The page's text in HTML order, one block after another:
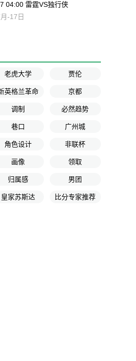
04:00 雷霆VS独行侠
-17日
老虎大学 贾伦
英格兰革命 京都
调制 必然趋势
巷口 广州城
角色设计 非联杯
画像 领取
归属感 男团
皇家苏斯达 比分专家推荐